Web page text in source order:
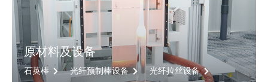
原材料及设备
石英棒 光纤预制棒设备
光纤拉丝设备